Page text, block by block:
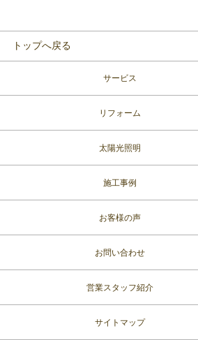
トップへ戻る
サービス
リフォーム
太陽光照明
施工事例
お客様の声
お問い合わせ
営業スタッフ紹介
サイトマップ